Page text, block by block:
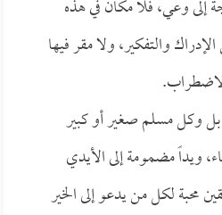
إلى وعي، فلا مكان في هذه
والتفكير، ولا مقر فيها
وكل مسلم صغير أو كبير
ويداً مضمومة إلى الأيدي
محبة لكل من يدعو إلى الخير